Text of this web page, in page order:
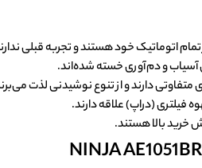
اتوماتیک خود هستند و تجربه قبلی
و دم‌آوری خسته شده‌اند.
دارند و از تنوع نوشیدنی لذت
(دراپ) علاقه دارند.
خرید بالا هستند.